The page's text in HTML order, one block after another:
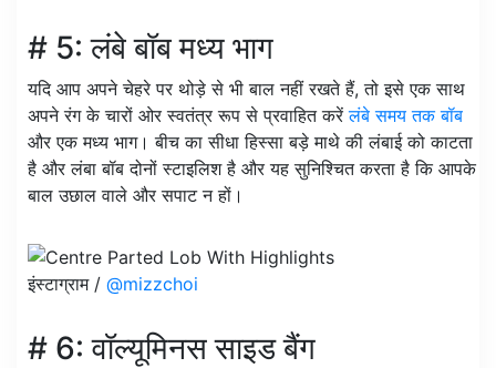
# 5: लंबे बॉब मध्य भाग
यदि आप अपने चेहरे पर थोड़े से भी बाल नहीं रखते हैं, तो इसे एक साथ
अपने रंग के चारों ओर स्वतंत्र रूप से प्रवाहित करेंलंबे समय तक बॉब
और एक मध्य भाग। बीच का सीधा हिस्सा बड़े माथे की लंबाई को काटता
है और लंबा बॉब दोनों स्टाइलिश है और यह सुनिश्चित करता है कि आपके
बाल उछाल वाले और सपाट न हों।
इंस्टाग्राम / @mizzchoi
# 6: वॉल्यूमिनस साइड बैंग